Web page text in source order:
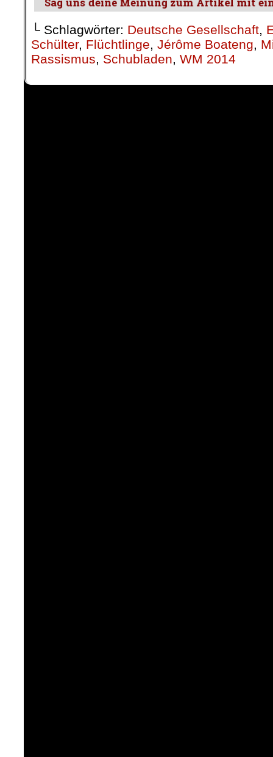
└ Schlagwörter: Deutsche Gesellschaft,
Schülter, Flüchtlinge, Jérôme Boateng,
Rassismus, Schubladen, WM 2014